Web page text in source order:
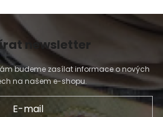
newsletter
budeme zasílat informace o nových
na našem e-shopu.
E-mail